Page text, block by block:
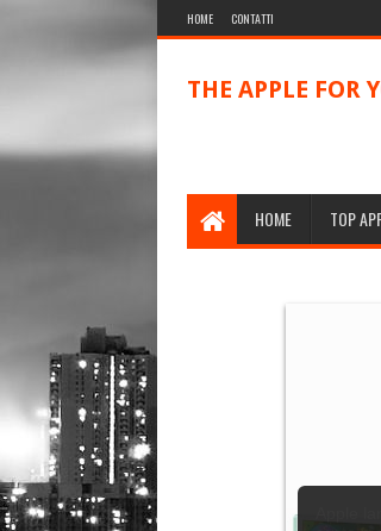
HOME CONTATTI
THE APPLE FOR
HOME TOP
Apple